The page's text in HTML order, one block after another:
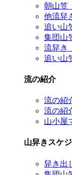
朝山笠
他流舁
追い山
集団山
流舁き
追い山
流の紹介
流の紹
流の紹
山小屋
山舁きスケ
舁き出